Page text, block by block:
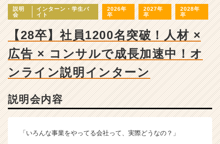
ャ
長
業
か
ら
ウ
ト
届
説明
会
インターン・学生バ
イト
2026年
卒
2027年
卒
2028年
卒
【28卒】社員1200名突破！人材 ×
広告 × コンサルで成長加速中！オ
ンライン説明インターン
説明会内容
「いろんな事業をやってる会社って、実際どうなの？」